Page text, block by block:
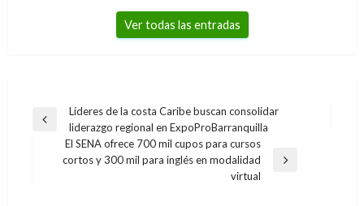
Ver todas las entradas
Navegación
entradas
Entrada
anterior
Líderes de la costa Caribe buscan consolidar
liderazgo regional en ExpoProBarranquilla
Entrada
El SENA ofrece 700 mil cupos para cursos
cortos y 300 mil para inglés en modalidad
virtual